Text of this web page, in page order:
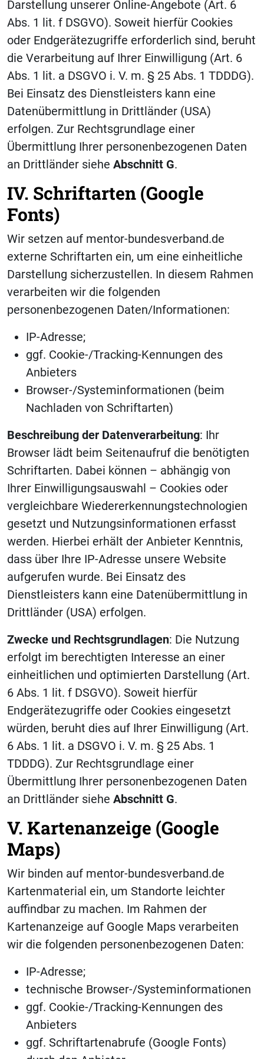
Darstellung unserer Online-Angebote (Art. 6
Abs. 1 lit. f DSGVO). Soweit hierfür Cookies
oder Endgerätezugriffe erforderlich sind, beruht
die Verarbeitung auf Ihrer Einwilligung (Art. 6
Abs. 1 lit. a DSGVO i. V. m. § 25 Abs. 1 TDDDG).
Bei Einsatz des Dienstleisters kann eine
Datenübermittlung in Drittländer (USA)
erfolgen. Zur Rechtsgrundlage einer
Übermittlung Ihrer personenbezogenen Daten
an Drittländer siehe Abschnitt G.
IV. Schriftarten (Google
Fonts)
Wir setzen auf mentor-bundesverband.de
externe Schriftarten ein, um eine einheitliche
Darstellung sicherzustellen. In diesem Rahmen
verarbeiten wir die folgenden
personenbezogenen Daten/Informationen:
IP-Adresse;
ggf. Cookie-/Tracking-Kennungen des
Anbieters
Browser-/Systeminformationen (beim
Nachladen von Schriftarten)
Beschreibung der Datenverarbeitung: Ihr
Browser lädt beim Seitenaufruf die benötigten
Schriftarten. Dabei können – abhängig von
Ihrer Einwilligungsauswahl – Cookies oder
vergleichbare Wiedererkennungstechnologien
gesetzt und Nutzungsinformationen erfasst
werden. Hierbei erhält der Anbieter Kenntnis,
dass über Ihre IP-Adresse unsere Website
aufgerufen wurde. Bei Einsatz des
Dienstleisters kann eine Datenübermittlung in
Drittländer (USA) erfolgen.
Zwecke und Rechtsgrundlagen: Die Nutzung
erfolgt im berechtigten Interesse an einer
einheitlichen und optimierten Darstellung (Art.
6 Abs. 1 lit. f DSGVO). Soweit hierfür
Endgerätezugriffe oder Cookies eingesetzt
würden, beruht dies auf Ihrer Einwilligung (Art.
6 Abs. 1 lit. a DSGVO i. V. m. § 25 Abs. 1
TDDDG). Zur Rechtsgrundlage einer
Übermittlung Ihrer personenbezogenen Daten
an Drittländer siehe Abschnitt G.
V. Kartenanzeige (Google
Maps)
Wir binden auf mentor-bundesverband.de
Kartenmaterial ein, um Standorte leichter
auffindbar zu machen. Im Rahmen der
Kartenanzeige auf Google Maps verarbeiten
wir die folgenden personenbezogenen Daten:
IP-Adresse;
technische Browser-/Systeminformationen
ggf. Cookie-/Tracking-Kennungen des
Anbieters
ggf. Schriftartenabrufe (Google Fonts)